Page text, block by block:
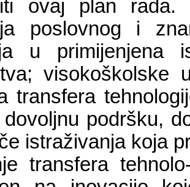
ovaj plan rada.
poslovnog i
u primijenjena
visokoškolske
transfera
podršku,
istraživanja koja
transfera